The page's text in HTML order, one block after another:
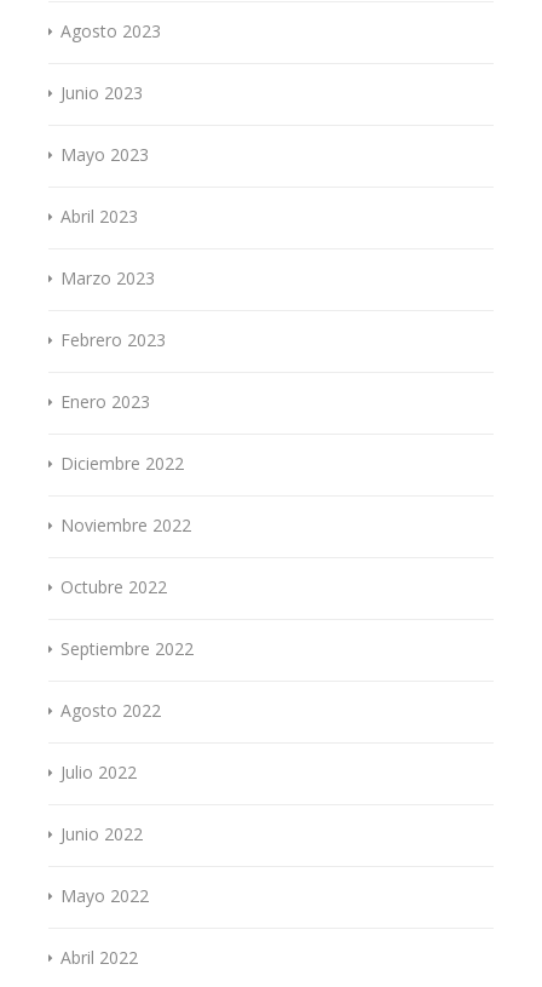
Agosto 2023
Junio 2023
Mayo 2023
Abril 2023
Marzo 2023
Febrero 2023
Enero 2023
Diciembre 2022
Noviembre 2022
Octubre 2022
Septiembre 2022
Agosto 2022
Julio 2022
Junio 2022
Mayo 2022
Abril 2022